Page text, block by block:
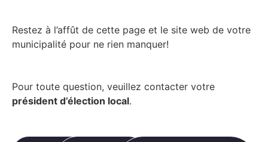
Restez à l’affût de cette page et le site web de votre
municipalité pour ne rien manquer!
Pour toute question, veuillez contacter votre
président d’élection local.